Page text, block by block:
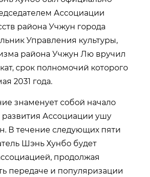
Ассоциации
района Учжун города
Управления культуры,
района Учжун Лю вручил
срок полномочий которого
2031 года.
знаменует собой начало
развития Ассоциации ушу
В течение следующих пяти
Шэнь Хунбо будет
продолжая
передаче и популяризации